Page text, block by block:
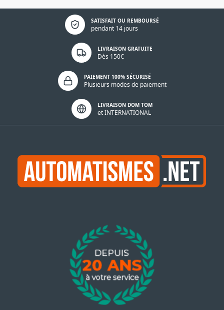
SATISFAIT OU REMBOURSÉ
pendant 14 jours
Politique de confidentialité
LIVRAISON GRATUITE
Dès 150€
PAIEMENT 100% SÉCURISÉ
Plusieurs modes de paiement
LIVRAISON DOM TOM
et INTERNATIONAL